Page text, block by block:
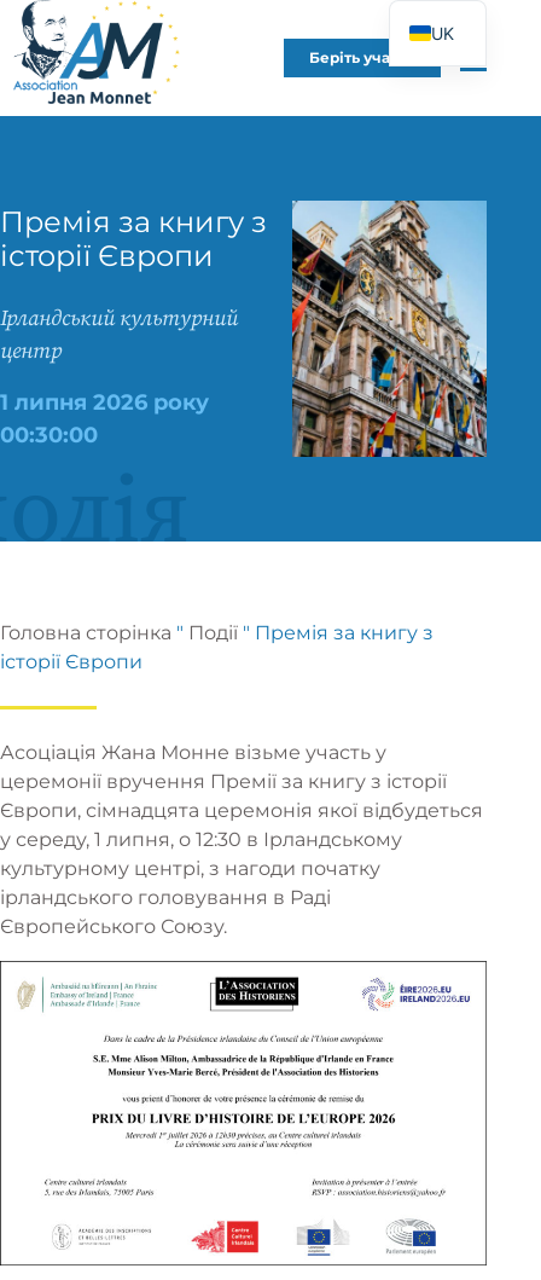
Беріть участь
Премія за книгу з
історії Європи
Ірландський культурний
центр
1 липня 2026 року
00:30:00
Головна сторінка " Події " Премія за книгу з
історії Європи
Асоціація Жана Монне візьме участь у
церемонії вручення Премії за книгу з історії
Європи, сімнадцята церемонія якої відбудеться
у середу, 1 липня, о 12:30 в Ірландському
культурному центрі, з нагоди початку
ірландського головування в Раді
Європейського Союзу.
UK
FR
EN
PT
PL